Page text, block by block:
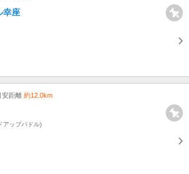
幸座
安距離 約12.0km
アップパドル)